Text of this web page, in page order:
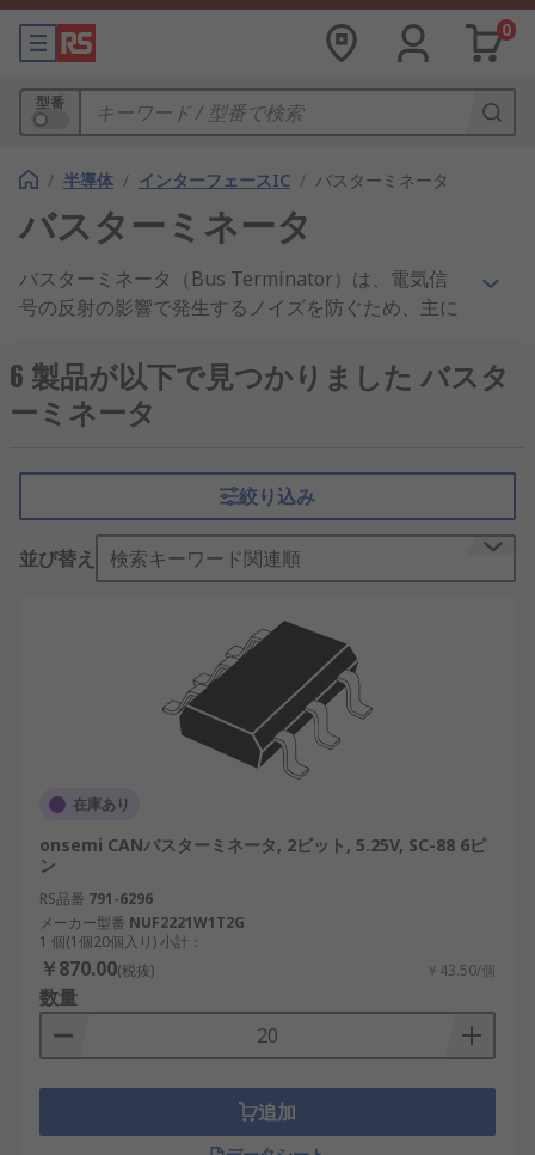
0
型番
/ 半導体 / インターフェースIC / バスターミネータ
バスターミネータ
バスターミネータ（Bus Terminator）は、電気信
号の反射の影響で発生するノイズを防ぐため、主に
ス型ネットワークの配線末端に取り付ける終端装置
です。このようなターミネータは、「終端抵抗」と
も呼ばれます。
バス型ネットワークとは？
バス型ネットワークはコンピューターネットワーク
の接続形態（ネットワークトポロジー）の一つで、
バス型ネットワークはネットワーク構成の内ではも
っとも単純な配線方法で、すべての端末や周辺機器
を１本のケーブルに接続します。無線通信の場合
は、一つの周波数帯を複数の端末で共有する場合に
必然的にバス型ネットワークとなります。バス型ネ
ットワークは信号の反射を防止するために、ケーブ
ルの両端にバスターミネータを取り付けておく必要
バスターミネータの用途
バスターミネータは、イーサネットネットワーク、
SCSI、ダミーロード、コントローラエリアネットワ
ーク（CAN）などで使用されています。バスターミ
ネータの取り付けにより、信号が終端で反射して伝
送路内の状態を乱すことを防止し、通信の安定化を
行うことができます。バスターミネータがないと、
電気信号が反射して最悪の場合、データが壊れてし
まい、エラーが発生する可能性があります。
6 製品が以下で見つかりました バスタ
ーミネータ
絞り込み
並び替え 検索キーワード関連順
在庫あり
onsemi CANバスターミネータ, 2ビット, 5.25V, SC-88 6ピ
ン
RS品番 791-6296
メーカー型番 NUF2221W1T2G
1 個(1個20個入り) 小計：
￥870.00(税抜) ￥43.50/個
数量
追加